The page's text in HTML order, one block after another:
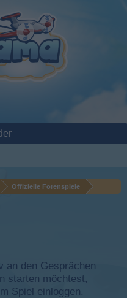
Offizielle Forenspiele
an den Gesprächen
starten möchtest,
Spiel einloggen.